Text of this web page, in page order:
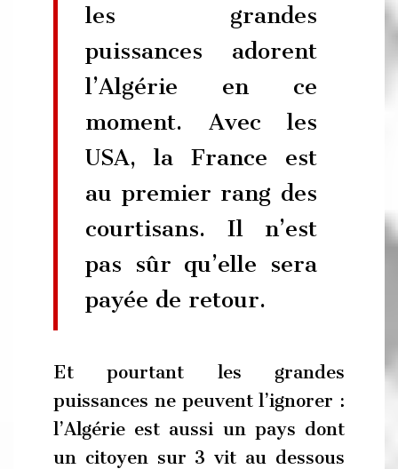
les grandes
puissances adorent
l’Algérie en ce
moment. Avec les
USA, la France est
au premier rang des
courtisans. Il n’est
pas sûr qu’elle sera
payée de retour.
Et pourtant les grandes
puissances ne peuvent l’ignorer :
l’Algérie est aussi un pays dont
un citoyen sur 3 vit au dessous